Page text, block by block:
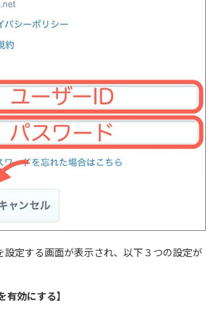
定する画面が表示され、以下３つの設定が
有効にする】